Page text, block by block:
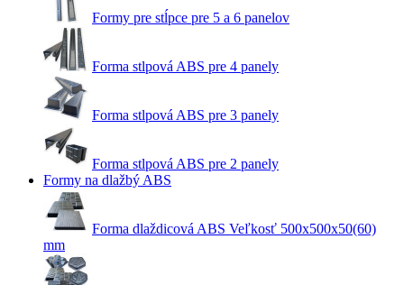
Formy pre stĺpce pre 5 a 6 panelov
Forma stlpová ABS pre 4 panely
Forma stlpová ABS pre 3 panely
Forma stlpová ABS pre 2 panely
Formy na dlažbý ABS
Forma dlaždicová ABS Veľkosť 500x500x50(60)
mm